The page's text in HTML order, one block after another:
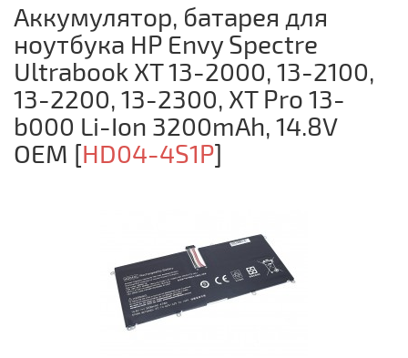
Аккумулятор, батарея для
ноутбука HP Envy Spectre
Ultrabook XT 13-2000, 13-2100,
13-2200, 13-2300, XT Pro 13-
b000 Li-Ion 3200mAh, 14.8V
OEM [HD04-4S1P]